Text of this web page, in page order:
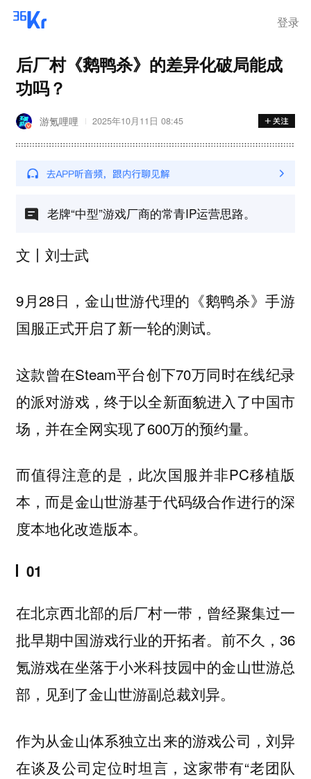
登录
后厂村《鹅鸭杀》的差异化破局能成
功吗？
游氪哩哩 2025年10月11日 08:45
老牌“中型”游戏厂商的常青IP运营思路。
文丨刘士武
9月28日，金山世游代理的《鹅鸭杀》手游
国服正式开启了新一轮的测试。
这款曾在Steam平台创下70万同时在线纪录
的派对游戏，终于以全新面貌进入了中国市
场，并在全网实现了600万的预约量。
而值得注意的是，此次国服并非PC移植版
本，而是金山世游基于代码级合作进行的深
度本地化改造版本。
01
在北京西北部的后厂村一带，曾经聚集过一
批早期中国游戏行业的开拓者。前不久，36
氪游戏在坐落于小米科技园中的金山世游总
部，见到了金山世游副总裁刘异。
作为从金山体系独立出来的游戏公司，刘异
在谈及公司定位时坦言，这家带有“老团队